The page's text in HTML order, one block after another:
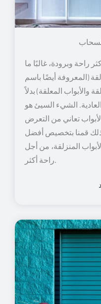
وبرودة، غالبًا ما
(المعروفة أيضًا باسم
والأبواب المعلقة) بدلاً
الشيء السيئ هو
تعاني من التعرض
قمنا بتخصيص أفضل
المنزلقة، من أجل
راحة أكثر.